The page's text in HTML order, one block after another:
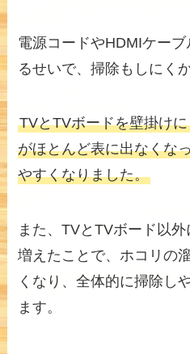
電源コードやHDMIケー
るせいで、掃除もしにく
TVとTVボードを壁掛け
がほとんど表に出なくな
やすくなりました。
また、TVとTVボード以
増えたことで、ホコリの
くなり、全体的に掃除し
ます。